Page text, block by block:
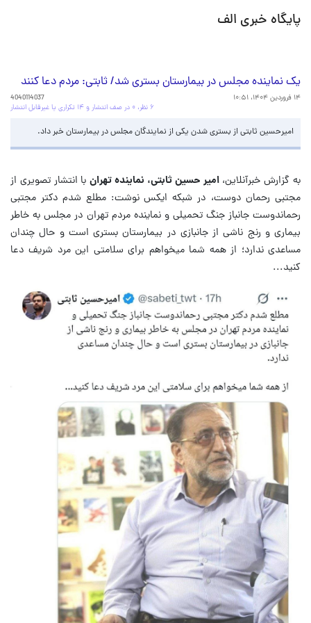
پایگاه خبری الف
یک نماینده مجلس در بیمارستان بستری شد/ ثابتی: مردم دعا کنند
۱۴ فروردین ۱۴۰۴، ۱۰:۵۱
4040114037
۶ نظر، ۰ در صف انتشار و ۱۴ تکراری یا غیرقابل انتشار
امیرحسین ثابتی از بستری شدن یکی از نمایندگان مجلس در بیمارستان خبر داد.
به گزارش خبرآنلاین،امیر حسین ثابتی، نماینده تهرانبا انتشار تصویری از
مجتبی رحمان دوست، در شبکه ایکس نوشت: مطلع شدم دکتر مجتبی
رحماندوست جانباز جنگ تحمیلی و نماینده مردم تهران در مجلس به خاطر
بیماری و رنج ناشی از جانبازی در بیمارستان بستری است و حال چندان
مساعدی ندارد؛ از همه شما میخواهم برای سلامتی این مرد شریف دعا
کنید...